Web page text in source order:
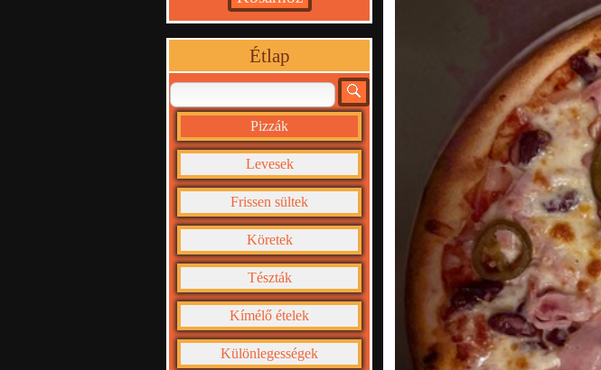
Étlap
Pizzák
Levesek
Frissen sültek
Köretek
Tészták
Kímélő ételek
Különlegességek